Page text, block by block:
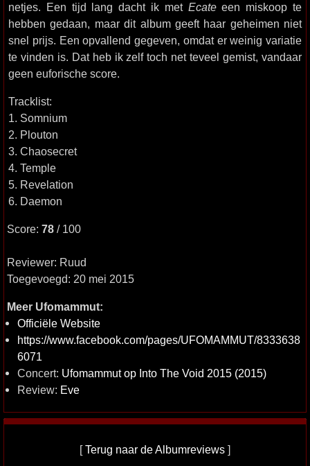
netjes. Een tijd lang dacht ik met Ecateeen miskoop te
hebben gedaan, maar dit album geeft haar geheimen niet
snel prijs. Een opvallend gegeven, omdat er weinig variatie
te vinden is. Dat heb ik zelf toch net teveel gemist, vandaar
geen euforische score.
Tracklist:
1. Somnium
2. Plouton
3. Chaosecret
4. Temple
5. Revelation
6. Daemon
Score: 78 / 100
Reviewer: Ruud
Toegevoegd: 20 mei 2015
Meer Ufomammut:
Officiële Website
https://www.facebook.com/pages/UFOMAMMUT/8333638
6071
Concert: Ufomammut op Into The Void 2015 (2015)
Review: Eve
[Terug naar de Albumreviews ]